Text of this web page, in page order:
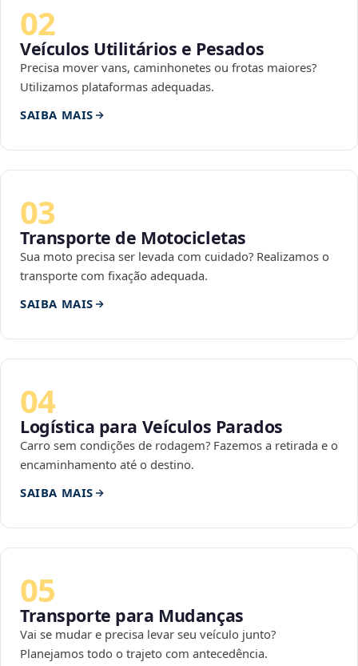
02
Veículos Utilitários e Pesados
Precisa mover vans, caminhonetes ou frotas maiores?
Utilizamos plataformas adequadas.
SAIBA MAIS
03
Transporte de Motocicletas
Sua moto precisa ser levada com cuidado? Realizamos o
transporte com fixação adequada.
SAIBA MAIS
04
Logística para Veículos Parados
Carro sem condições de rodagem? Fazemos a retirada e o
encaminhamento até o destino.
SAIBA MAIS
05
Transporte para Mudanças
Vai se mudar e precisa levar seu veículo junto?
Planejamos todo o trajeto com antecedência.